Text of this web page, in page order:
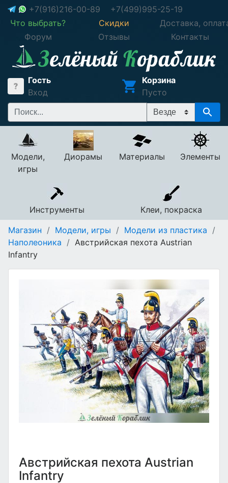
+7(916)216-00-89
+7(499)995-25-19
Что выбрать?
Скидки
Доставка,
Форум
Отзывы Контакты
Гость
Вход
Корзина
Пусто
Модели,
игры
Диорамы Материалы Элементы
Инструменты
Клеи, покраска
Магазин / Модели, игры / Модели из пластика /
Наполеоника / Австрийская пехота Austrian
Infantry
Австрийская пехота Austrian
Infantry